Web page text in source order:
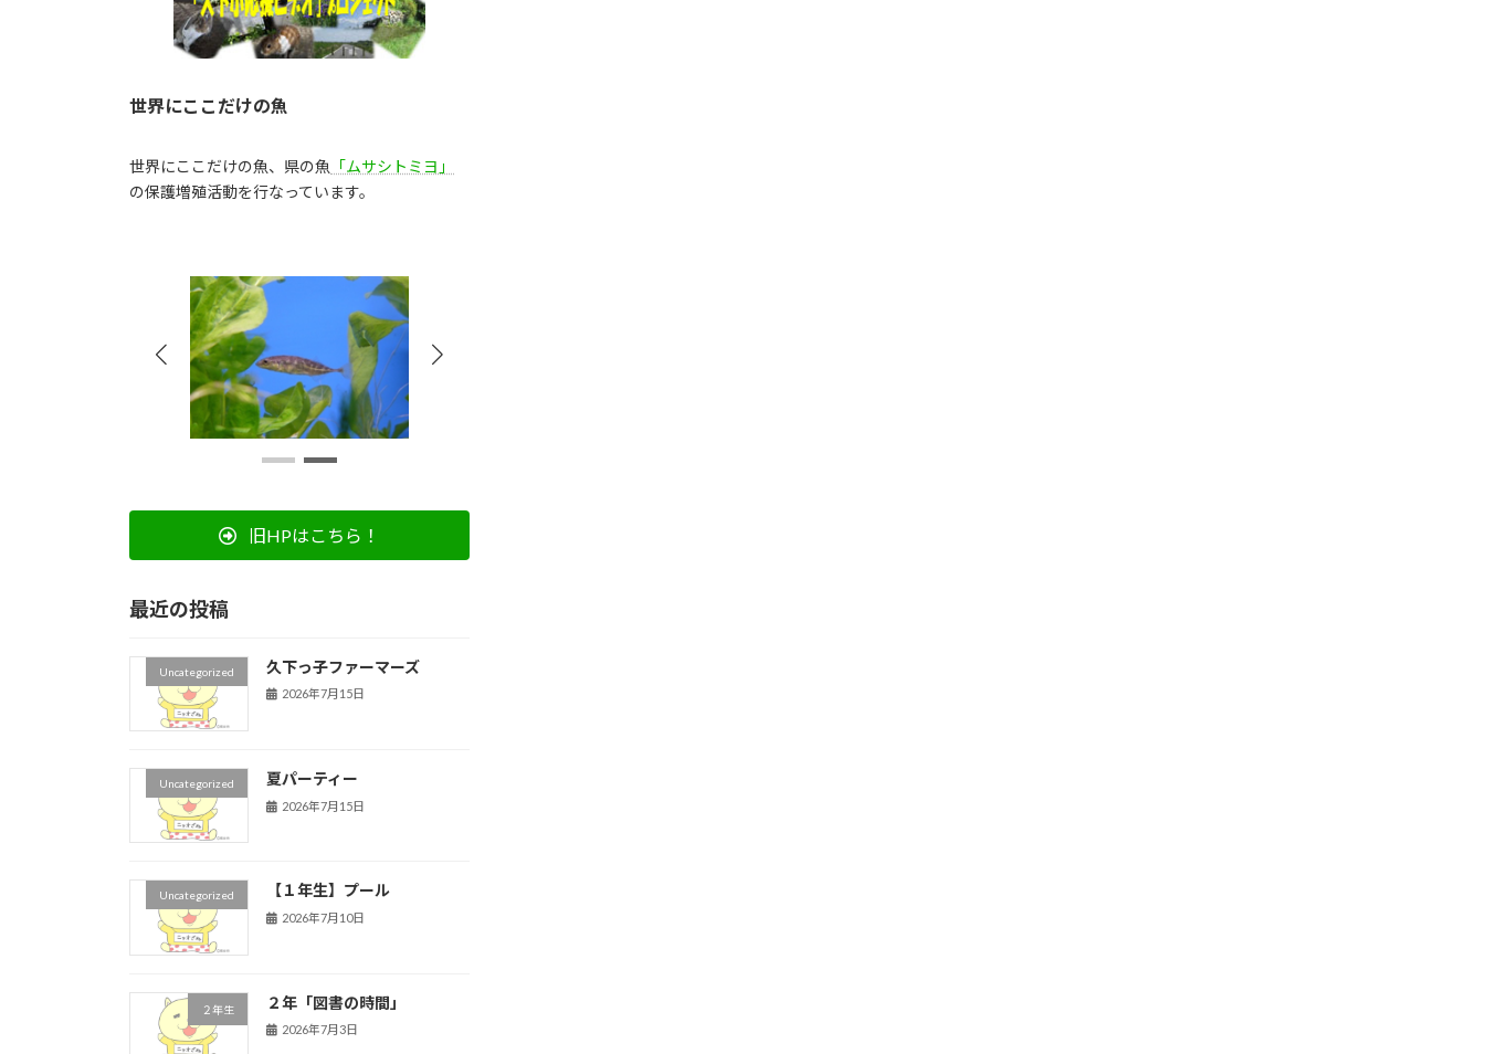
世界にここだけの魚
世界にここだけの魚、県の魚 「ムサシトミヨ」
の保護増殖活動を行なっています。
旧HPはこちら！
最近の投稿
Uncategorized 久下っ子ファーマーズ
2026年7月15日
Uncategorized 夏パーティー
2026年7月15日
Uncategorized 【１年生】プール
2026年7月10日
２年生 ２年「図書の時間」
2026年7月3日